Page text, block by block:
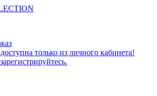
только из личного кабинета!